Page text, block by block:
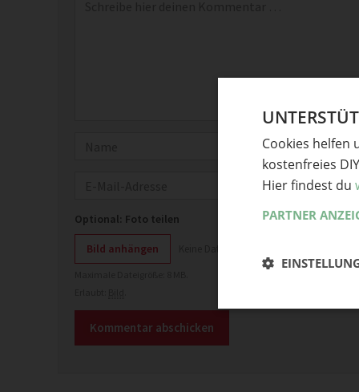
Optional: Foto teilen
Bild anhängen
Cookies helfen
kostenfreies
Hier findest du
PARTNER